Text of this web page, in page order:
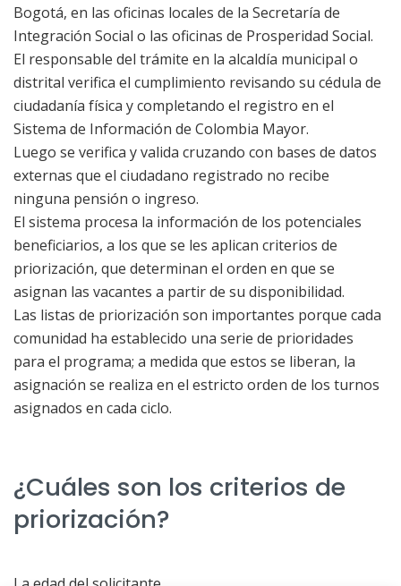
Bogotá, en las oficinas locales de la Secretaría de
Integración Social o las oficinas de Prosperidad Social.
El responsable del trámite en la alcaldía municipal o
distrital verifica el cumplimiento revisando su cédula de
ciudadanía física y completando el registro en el
Sistema de Información de Colombia Mayor.
Luego se verifica y valida cruzando con bases de datos
externas que el ciudadano registrado no recibe
ninguna pensión o ingreso.
El sistema procesa la información de los potenciales
beneficiarios, a los que se les aplican criterios de
priorización, que determinan el orden en que se
asignan las vacantes a partir de su disponibilidad.
Las listas de priorización son importantes porque cada
comunidad ha establecido una serie de prioridades
para el programa; a medida que estos se liberan, la
asignación se realiza en el estricto orden de los turnos
asignados en cada ciclo.
¿Cuáles son los criterios de
priorización?